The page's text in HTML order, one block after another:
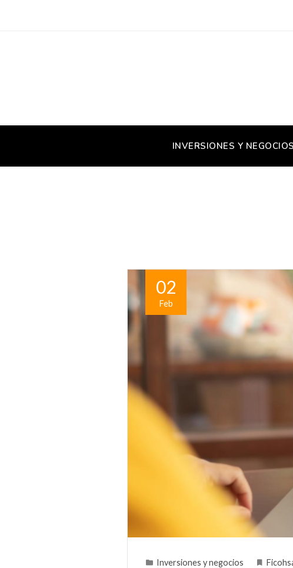
INVERSIONES Y NEGOCIOS
02
Feb
Inversiones y negocios